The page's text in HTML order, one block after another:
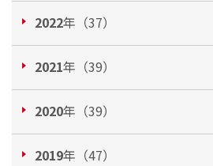
2022年（37）
2021年（39）
2020年（39）
2019年（47）